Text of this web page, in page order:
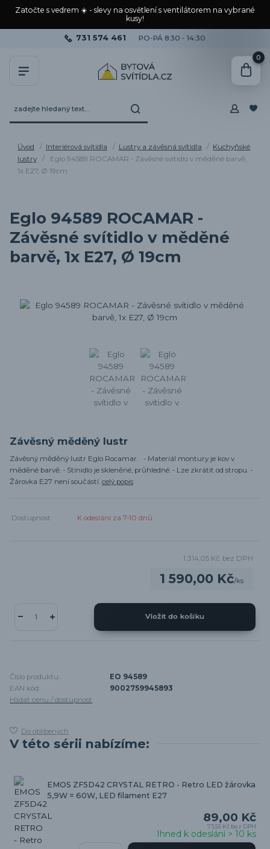
Zatočte s vedrem ☀️ - slevy na osvětlení s ventilátorem na vybrané
kusy!
731 574 461 PO-PÁ 8:30 - 14:30
0
Úvod Interiérová svítidla Lustry a závěsná svítidla
Kuchyňské
lustry
Eglo 94589 ROCAMAR - Závěsné svítidlo v měděné barvě,
1x E27, Ø 19cm
Eglo 94589 ROCAMAR -
Závěsné svítidlo v měděné
barvě, 1x E27, Ø 19cm
Závěsný měděný lustr
Závěsný měděný lustr Eglo Rocamar. - Materiál montury je kov v
měděné barvě. - Stínidlo je skleněné, průhledné. - Lze zkrátit od stropu. -
Žárovka E27 není součástí. celý popis
Dostupnost K odeslání za 7-10 dnů
1 590,00 Kč/ks
1 314,05 Kč bez DPH
Vložit do košíku
Číslo produktu:
EO 94589
EAN kód:
9002759945893
Hlídat cenu / dostupnost
Do oblíbených
V této sérii nabízíme:
EMOS ZF5D42 CRYSTAL RETRO - Retro LED žárovka
5,9W = 60W, LED filament E27
89,00 Kč
73,55 Kč bez DPH
Ihned k odeslání > 10 ks